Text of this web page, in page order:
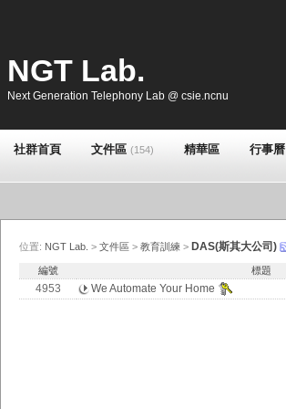
NGT Lab.
Next Generation Telephony Lab @ csie.ncnu
社群首頁 文件區 (154) 精華區 行事曆
位置: NGT Lab. > 文件區 > 教育訓練 > DAS(斯其大公司)
編號 標題
4953 We Automate Your Home